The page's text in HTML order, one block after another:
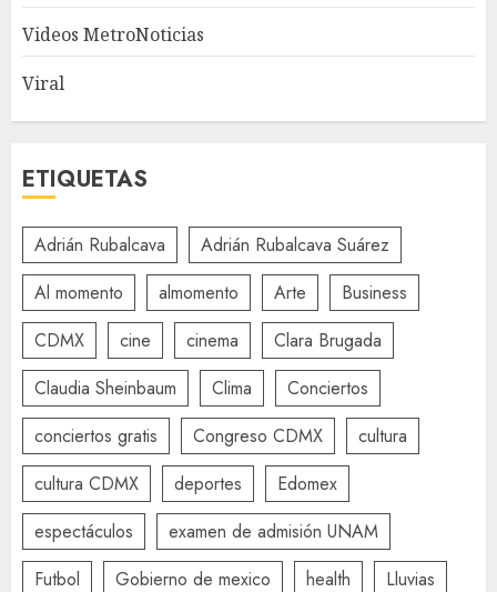
Videos MetroNoticias
Viral
ETIQUETAS
Adrián Rubalcava
Adrián Rubalcava Suárez
Al momento
almomento Arte
Business
CDMX
cine cinema
Clara Brugada
Claudia Sheinbaum
Clima
Conciertos
conciertos gratis
Congreso CDMX
cultura
cultura CDMX
deportes
Edomex
espectáculos
examen de admisión UNAM
Futbol
Gobierno de mexico health Lluvias